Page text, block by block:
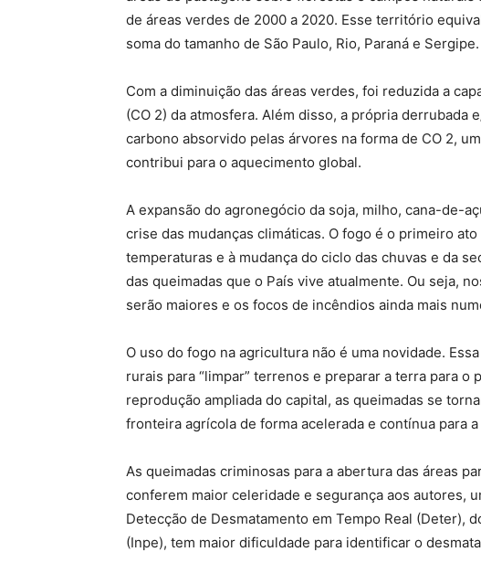
de áreas verdes de 2000 a 2020. Esse território
soma do tamanho de São Paulo, Rio, Paraná e Sergipe.
Com a diminuição das áreas verdes, foi reduzida a
(CO 2) da atmosfera. Além disso, a própria derrubada
carbono absorvido pelas árvores na forma de CO 2,
contribui para o aquecimento global.
A expansão do agronegócio da soja, milho, cana-de-
crise das mudanças climáticas. O fogo é o primeiro
temperaturas e à mudança do ciclo das chuvas e da
das queimadas que o País vive atualmente. Ou seja,
serão maiores e os focos de incêndios ainda mais
O uso do fogo na agricultura não é uma novidade.
rurais para “limpar” terrenos e preparar a terra para o
reprodução ampliada do capital, as queimadas se
fronteira agrícola de forma acelerada e contínua para
As queimadas criminosas para a abertura das áreas
conferem maior celeridade e segurança aos autores,
Detecção de Desmatamento em Tempo Real (Deter),
(Inpe), tem maior dificuldade para identificar o